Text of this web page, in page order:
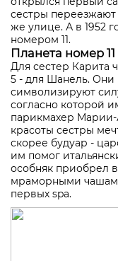
сестры
же улице. А в 1952
номером 11.
Планета номер 11
Для сестер Карита
5 - для Шанель. Они
символизируют
согласно которой
парикмахер
красоты сестры
скорее будуар -
им помог
особняк приобрел
мраморными
первых spa.